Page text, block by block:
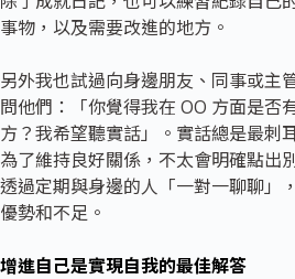
事物，以及需要改進的地方。
另外我也試過向身邊朋友、同事或主
問他們：「你覺得我在 OO 方面是否
方？我希望聽實話」。實話總是最刺
為了維持良好關係，不太會明確點出
透過定期與身邊的人「一對一聊聊」
優勢和不足。
增進自己是實現自我的最佳解答